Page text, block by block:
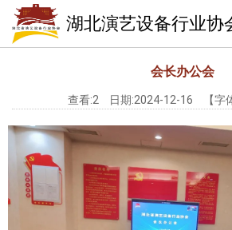
会员公告
会员服务
湖北演艺设备行业协
会长办公会
查看:2 日期:2024-12-16 【字